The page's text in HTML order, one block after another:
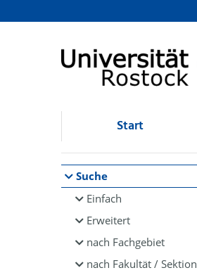
Browsen
direkt zum Inhalt
Start
Suche
Einfach
Erweitert
nach Fachgebiet
nach Fakultät / Sektion